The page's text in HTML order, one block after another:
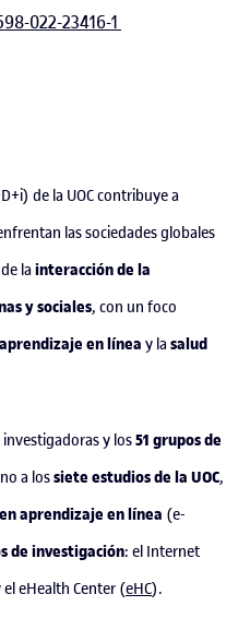
022-23416-1
de la UOC contribuye a
las sociedades globales
la interacción de la
y sociales, con un foco
aprendizaje en línea y la salud
y los51 grupos de
a lossiete estudios de la UOC,
aprendizaje en línea (e-
de investigación: el Internet
el eHealth Center (eHC).